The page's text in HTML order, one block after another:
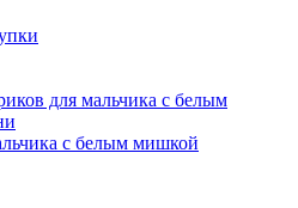
с белым мишкой